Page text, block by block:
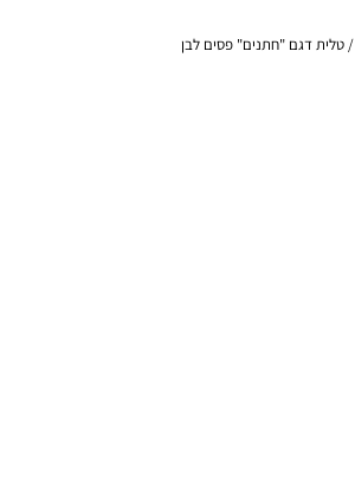
/ טלית דגם "חתנים" פסים לבן